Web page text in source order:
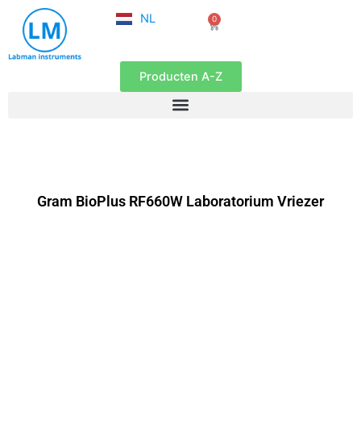
naar
NL
EN
0
Winkelwagen
Producten A-Z
Gram BioPlus RF660W Laboratorium Vriezer